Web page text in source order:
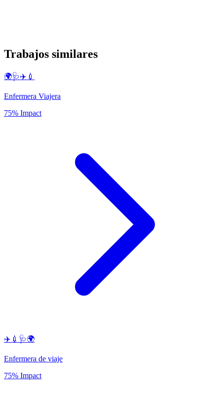
Trabajos similares
🌍🩺✈️💉
Enfermera Viajera
75% Impact
✈️💉🩺🌍
Enfermera de viaje
75% Impact